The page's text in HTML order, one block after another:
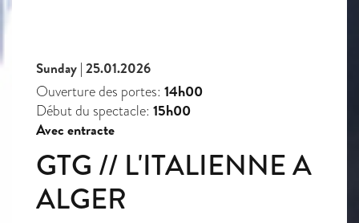
Sunday | 25.01.2026
Ouverture des portes: 14h00
Début du spectacle: 15h00
Avec entracte
GTG // L'ITALIENNE A
ALGER